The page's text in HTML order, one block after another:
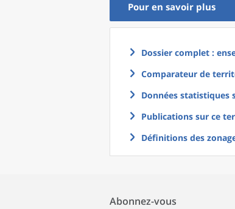
Pour en savoir plus
Dossier complet :
Comparateur de
Données statistiques
Publications sur ce
Définitions des
Abonnez-vous